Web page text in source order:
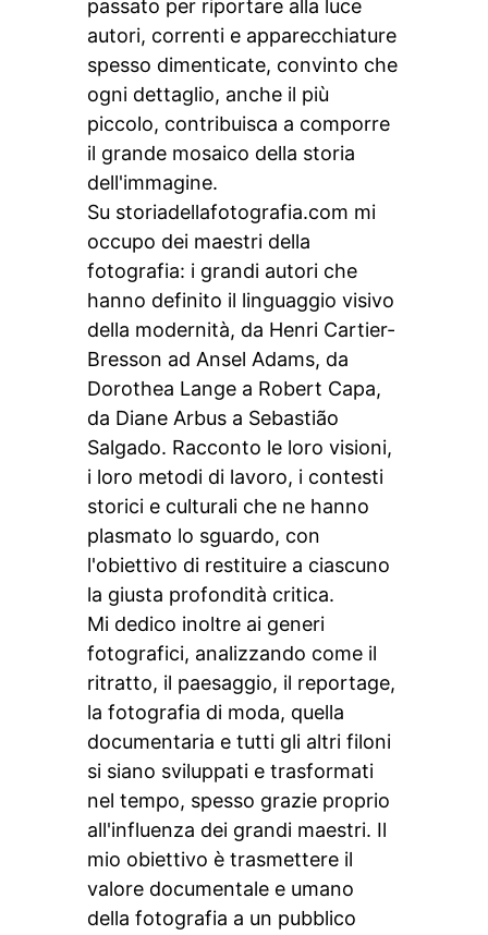
passato per riportare alla luce
autori, correnti e apparecchiature
spesso dimenticate, convinto che
ogni dettaglio, anche il più
piccolo, contribuisca a comporre
il grande mosaico della storia
dell'immagine.
Su storiadellafotografia.com mi
occupo dei maestri della
fotografia: i grandi autori che
hanno definito il linguaggio visivo
della modernità, da Henri Cartier-
Bresson ad Ansel Adams, da
Dorothea Lange a Robert Capa,
da Diane Arbus a Sebastião
Salgado. Racconto le loro visioni,
i loro metodi di lavoro, i contesti
storici e culturali che ne hanno
plasmato lo sguardo, con
l'obiettivo di restituire a ciascuno
la giusta profondità critica.
Mi dedico inoltre ai generi
fotografici, analizzando come il
ritratto, il paesaggio, il reportage,
la fotografia di moda, quella
documentaria e tutti gli altri filoni
si siano sviluppati e trasformati
nel tempo, spesso grazie proprio
all'influenza dei grandi maestri. Il
mio obiettivo è trasmettere il
valore documentale e umano
della fotografia a un pubblico